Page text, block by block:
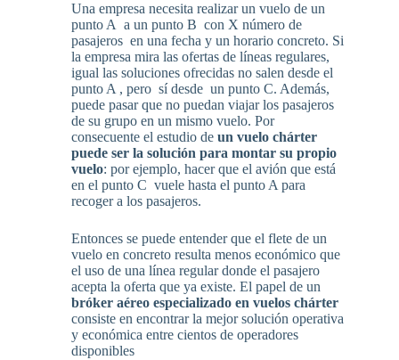
Una empresa necesita realizar un vuelo de un
punto A a un punto B con X número de
pasajeros en una fecha y un horario concreto. Si
la empresa mira las ofertas de líneas regulares,
igual las soluciones ofrecidas no salen desde el
punto A , pero sí desde un punto C. Además,
puede pasar que no puedan viajar los pasajeros
de su grupo en un mismo vuelo. Por
consecuente el estudio de un vuelo chárter
puede ser la solución para montar su propio
vuelo: por ejemplo, hacer que el avión que está
en el punto C vuele hasta el punto A para
recoger a los pasajeros.
Entonces se puede entender que el flete de un
vuelo en concreto resulta menos económico que
el uso de una línea regular donde el pasajero
acepta la oferta que ya existe. El papel de un
bróker aéreo especializado en vuelos chárter
consiste en encontrar la mejor solución operativa
y económica entre cientos de operadores
disponibles